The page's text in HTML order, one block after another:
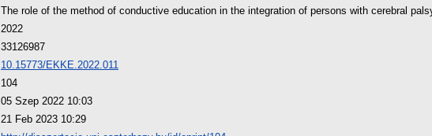
The role of the method of conductive education in the integration of persons with cerebral
2022
33126987
10.15773/EKKE.2022.011
104
05 Szep 2022 10:03
21 Feb 2023 10:29